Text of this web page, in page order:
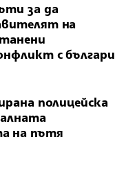
за да
на
с българи
полицейска
на пътя